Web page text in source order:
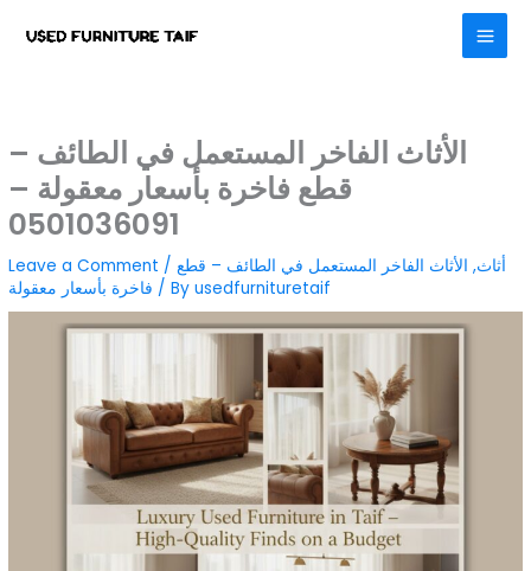
الأثاث الفاخر المستعمل في الطائف –
قطع فاخرة بأسعار معقولة –
0501036091
Leave a Comment / أثاث, الأثاث الفاخر المستعمل في الطائف – قطع
فاخرة بأسعار معقولة / Byusedfurnituretaif